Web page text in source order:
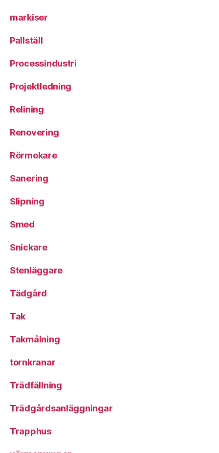
markiser
Pallställ
Processindustri
Projektledning
Relining
Renovering
Rörmokare
Sanering
Slipning
Smed
Snickare
Stenläggare
Tädgård
Tak
Takmålning
tornkranar
Trädfällning
Trädgårdsanläggningar
Trapphus